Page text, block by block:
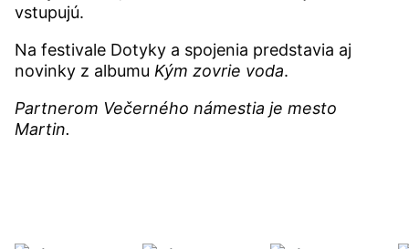
vstupujú.
Na festivale Dotyky a spojenia predstavia aj
novinky z albumu Kým zovrie voda.
Partnerom Večerného námestia je mesto
Martin.